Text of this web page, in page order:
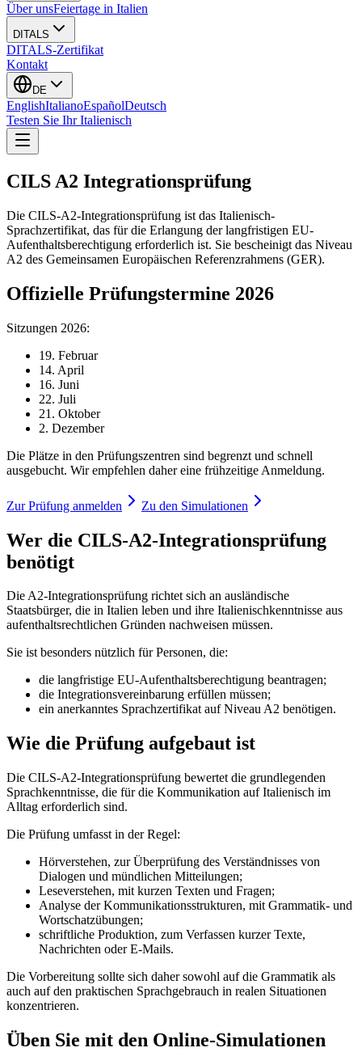
Über unsFeiertage in Italien
DITALS
DITALS-Zertifikat
Kontakt
DE
EnglishItalianoEspañolDeutsch
Testen Sie Ihr Italienisch
CILS A2 Integrationsprüfung
Die CILS-A2-Integrationsprüfung ist das Italienisch-
Sprachzertifikat, das für die Erlangung der langfristigen EU-
Aufenthaltsberechtigung erforderlich ist. Sie bescheinigt das Niveau
A2 des Gemeinsamen Europäischen Referenzrahmens (GER).
Offizielle Prüfungstermine 2026
Sitzungen 2026:
19. Februar
14. April
16. Juni
22. Juli
21. Oktober
2. Dezember
Die Plätze in den Prüfungszentren sind begrenzt und schnell
ausgebucht. Wir empfehlen daher eine frühzeitige Anmeldung.
Zur Prüfung anmelden Zu den Simulationen
Wer die CILS-A2-Integrationsprüfung
benötigt
Die A2-Integrationsprüfung richtet sich an ausländische
Staatsbürger, die in Italien leben und ihre Italienischkenntnisse aus
aufenthaltsrechtlichen Gründen nachweisen müssen.
Sie ist besonders nützlich für Personen, die:
die langfristige EU-Aufenthaltsberechtigung beantragen;
die Integrationsvereinbarung erfüllen müssen;
ein anerkanntes Sprachzertifikat auf Niveau A2 benötigen.
Wie die Prüfung aufgebaut ist
Die CILS-A2-Integrationsprüfung bewertet die grundlegenden
Sprachkenntnisse, die für die Kommunikation auf Italienisch im
Alltag erforderlich sind.
Die Prüfung umfasst in der Regel:
Hörverstehen, zur Überprüfung des Verständnisses von
Dialogen und mündlichen Mitteilungen;
Leseverstehen, mit kurzen Texten und Fragen;
Analyse der Kommunikationsstrukturen, mit Grammatik- und
Wortschatzübungen;
schriftliche Produktion, zum Verfassen kurzer Texte,
Nachrichten oder E-Mails.
Die Vorbereitung sollte sich daher sowohl auf die Grammatik als
auch auf den praktischen Sprachgebrauch in realen Situationen
konzentrieren.
Üben Sie mit den Online-Simulationen